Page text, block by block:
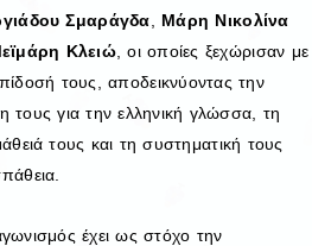
Σμαράγδα
Μάρη Νικολίνα
Κλειώ , οι οποίες ξεχώρισαν με
τους, αποδεικνύοντας την
τους για την ελληνική γλώσσα, τη
τους και τη συστηματική τους
έχει ως στόχο την